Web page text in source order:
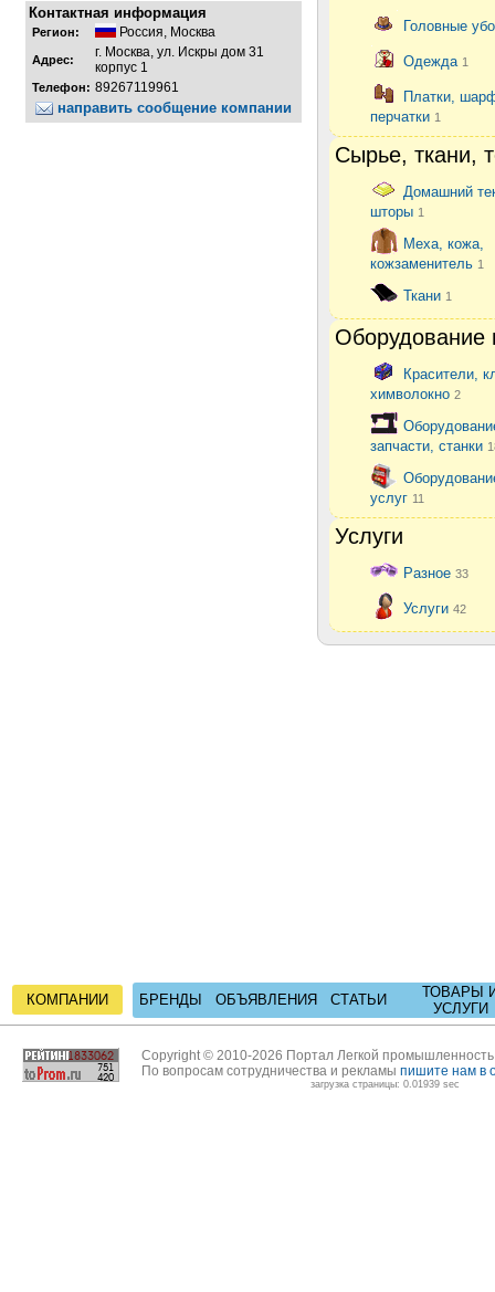
Контактная информация
Регион: Россия Москва
Адрес:
г. Москва, ул. Искры дом 31
корпус 1
Телефон: 89267119961
направить сообщение компании
Головные
Одежда 1
Платки,
перчатки 1
Сырье, ткани,
Домашний
шторы 1
Меха, кожа,
кожзаменитель 1
Ткани 1
Оборудование
Красители,
химволокно 2
запчасти, станки
услуг 11
Услуги
Разное 33
Услуги 42
КОМПАНИИ БРЕНДЫ ОБЪЯВЛЕНИЯ СТАТЬИ
ТОВАРЫ
УСЛУГИ
Copyright © 2010-2026 Портал Легкой
По вопросам сотрудничества и рекламы пишите нам в
загрузка страницы: 0.01939 sec